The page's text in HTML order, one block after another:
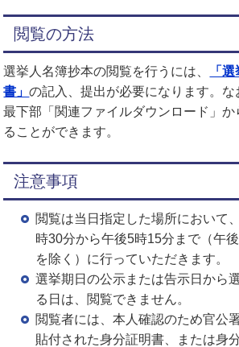
閲覧の方法
選挙人名簿抄本の閲覧を行うには、
「
書」の記入、提出が必要になります。
最下部「関連ファイルダウンロード」
ることができます。
注意事項
閲覧は当日指定した場所において
時30分から午後5時15分まで（午
を除く）に行っていただきます。
選挙期日の公示または告示日から
る日は、閲覧できません。
閲覧者には、本人確認のため官公
貼付された身分証明書、または身